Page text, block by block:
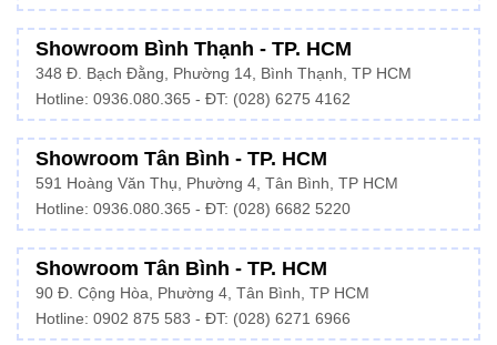
Showroom Bình Thạnh - TP. HCM
348 Đ. Bạch Đằng, Phường 14, Bình Thạnh, TP HCM
Hotline: 0936.080.365 - ĐT: (028) 6275 4162
Showroom Tân Bình - TP. HCM
591 Hoàng Văn Thụ, Phường 4, Tân Bình, TP HCM
Hotline: 0936.080.365 - ĐT: (028) 6682 5220
Showroom Tân Bình - TP. HCM
90 Đ. Cộng Hòa, Phường 4, Tân Bình, TP HCM
Hotline: 0902 875 583 - ĐT: (028) 6271 6966